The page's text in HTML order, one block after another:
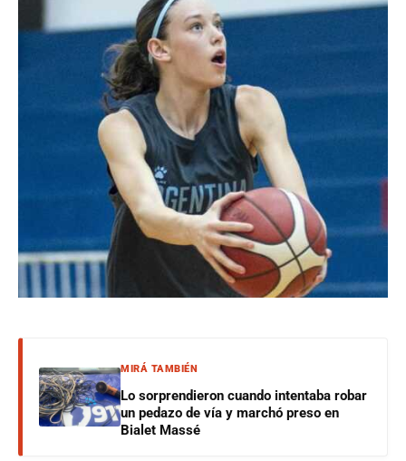
MIRÁ TAMBIÉN
Lo sorprendieron cuando intentaba robar
un pedazo de vía y marchó preso en
Bialet Massé